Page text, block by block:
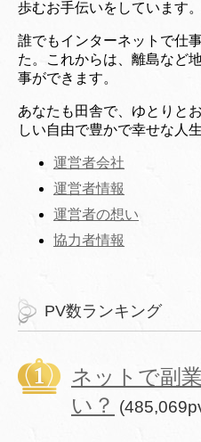
歩むお手伝いをしています。
誰でもインターネットで仕
た。これからは、離島など
事ができます。
あなたも田舎で、ゆとりと
しい自由で豊かで幸せな人
運営者会社
運営者情報
運営者の想い
協力者情報
PV数ランキング
ネットで副
い？